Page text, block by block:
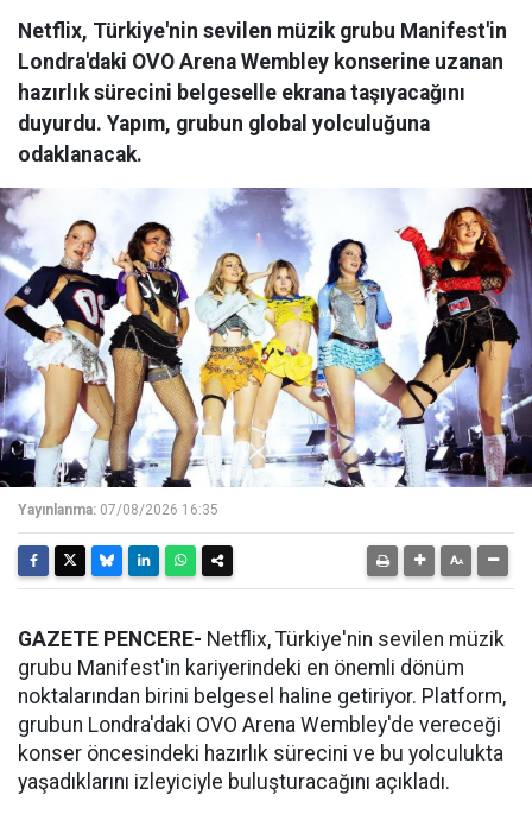
Netflix, Türkiye'nin sevilen müzik grubu Manifest'in
Londra'daki OVO Arena Wembley konserine uzanan
hazırlık sürecini belgeselle ekrana taşıyacağını
duyurdu. Yapım, grubun global yolculuğuna
odaklanacak.
Yayınlanma: 07/08/2026 16:35
GAZETE PENCERE- Netflix, Türkiye'nin sevilen müzik
grubu Manifest'in kariyerindeki en önemli dönüm
noktalarından birini belgesel haline getiriyor. Platform,
grubun Londra'daki OVO Arena Wembley'de vereceği
konser öncesindeki hazırlık sürecini ve bu yolculukta
yaşadıklarını izleyiciyle buluşturacağını açıkladı.